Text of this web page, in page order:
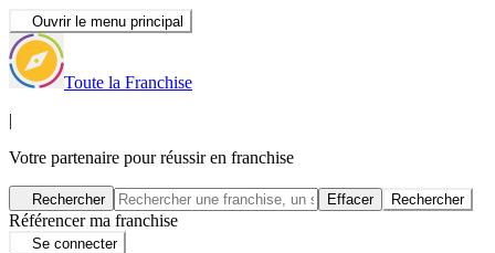
Ouvrir le menu principal
Toute la Franchise
|
Votre partenaire pour réussir en franchise
Rechercher Effacer Rechercher
Référencer ma franchise
Se connecter